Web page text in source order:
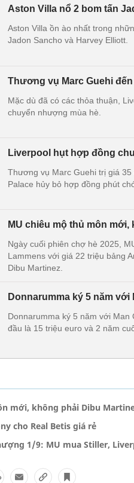
Aston Villa nổ 2 bom tấn
Aston Villa ồn ào nhất trong
Jadon Sancho và Harvey Elliott.
Thương vụ Marc Guehi
Mặc dù đã có các thỏa thuận,
chuyển nhượng mùa hè.
Liverpool hụt hợp đồng
Thương vụ Marc Guehi trị giá
Palace hủy bỏ hợp đồng phút
MU chiêu mộ thủ môn
Ngày cuối phiên chợ hè 2025,
Lammens với giá 22 triệu bảng
Dibu Martinez.
Donnarumma ký 5 năm
Donnarumma ký 5 năm với
đầu là 15 triệu euro và 2 năm
mới, không phải Dibu
cho Real Betis giá rẻ
1/9: MU mua Stiller,